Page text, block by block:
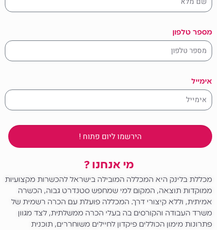
מספר טלפון
אימייל
הירשמו ליום פתוח !
מי אנחנו ?
מכללת בלינק היא המכללה המובילה בישראל להכשרות מקצועיות
ממוקדות תוצאה, המקום למי שמחפש סטנדרט גבוה, הכשרה
אמיתית, וללא קיצורי דרך. המכללה פועלת עם הכרה רשמית של
משרד העבודה והקורסים בה בעלי הכרה ממשלתית, לצד מגוון
פתרונות מימון הכוללים פיקדון לחיילים משוחררים, תוכנית